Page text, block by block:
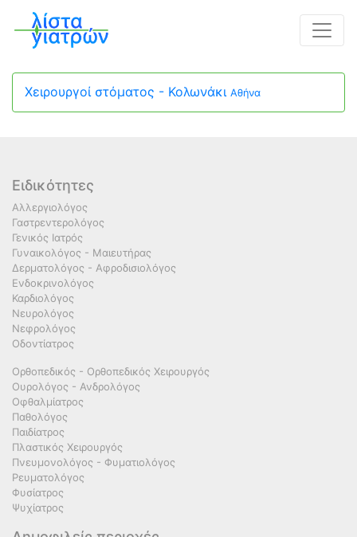
Χειρουργοί στόματος - Κολωνάκι Αθήνα
Ειδικότητες
Αλλεργιολόγος
Γαστρεντερολόγος
Γενικός Ιατρός
Γυναικολόγος - Μαιευτήρας
Δερματολόγος - Αφροδισιολόγος
Ενδοκρινολόγος
Καρδιολόγος
Νευρολόγος
Νεφρολόγος
Οδοντίατρος
Ορθοπεδικός - Ορθοπεδικός Χειρουργός
Ουρολόγος - Ανδρολόγος
Οφθαλμίατρος
Παθολόγος
Παιδίατρος
Πλαστικός Χειρουργός
Πνευμονολόγος - Φυματιολόγος
Ρευματολόγος
Φυσίατρος
Ψυχίατρος